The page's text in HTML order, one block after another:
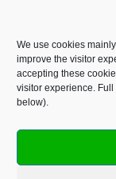
We use cookies
improve the visitor
accepting these
visitor experience.
below).
©
Text och bild är